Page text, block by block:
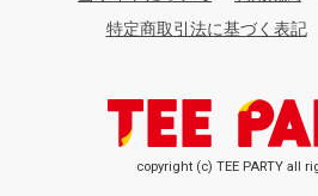
特定商取引法に基づく表記
copyright (c) TEE PARTY all